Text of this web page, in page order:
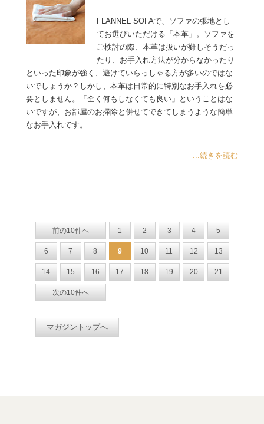
FLANNEL SOFAで、ソファの張地とし
てお選びいただける「本革」。ソファを
ご検討の際、本革は扱いが難しそうだっ
たり、お手入れ方法が分からなかったり
といった印象が強く、避けていらっしゃる方が多いのではな
いでしょうか？しかし、本革は日常的に特別なお手入れを必
要としません。「全く何もしなくても良い」ということはな
いですが、お部屋のお掃除と併せてできてしまうような簡単
なお手入れです。 ……
...続きを読む
前の10件へ 1 2 3 4 5
6 7 8 9 10 11 12 13
14 15 16 17 18 19 20 21
次の10件へ
マガジントップへ